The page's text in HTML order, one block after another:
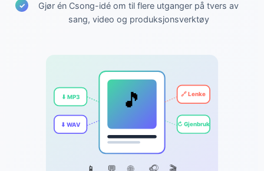
Gjør én Csong-idé om til flere utganger på tvers av
sang, video og produksjonsverktøy
🎵
⬇ MP3
⬇ WAV
🔗 Lenke
↻ Gjenbruk
📱 💬 🌐 🎧 🎬